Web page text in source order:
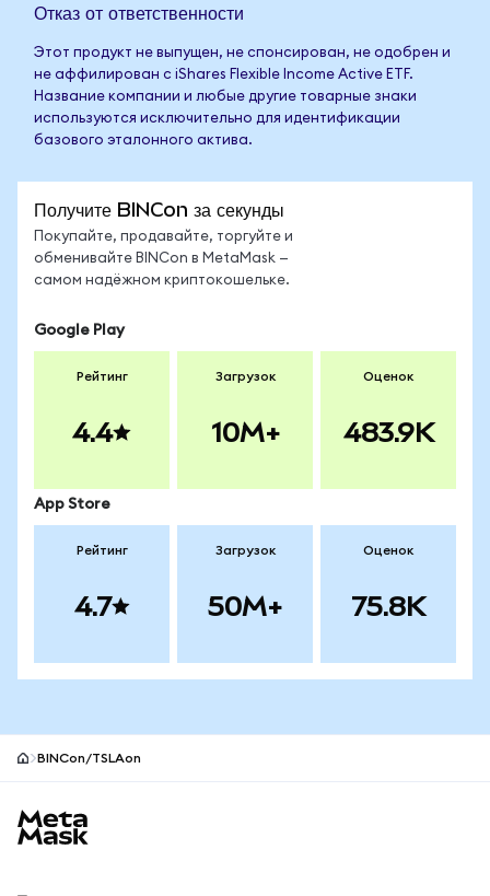
Отказ от ответственности
Этот продукт не выпущен, не спонсирован, не одобрен и
не аффилирован с iShares Flexible Income Active ETF.
Название компании и любые другие товарные знаки
используются исключительно для идентификации
базового эталонного актива.
Получите BINCon за секунды
Покупайте, продавайте, торгуйте и
обменивайте BINCon в MetaMask —
самом надёжном криптокошельке.
Google Play
Рейтинг
4.4
Загрузок
10M+
Оценок
483.9K
App Store
Рейтинг
4.7
Загрузок
50M+
Оценок
75.8K
BINCon/TSLAon